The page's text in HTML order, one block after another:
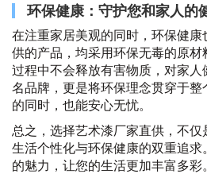
环保健康：守护您和家人的
在注重家居美观的同时，环保健
供的产品，均采用环保无毒的原
过程中不会释放有害物质，对家
名品牌，更是将环保理念贯穿于
的同时，也能安心无忧。
总之，选择艺术漆厂家直供，不
生活个性化与环保健康的双重追
的魅力，让您的生活更加丰富多彩。